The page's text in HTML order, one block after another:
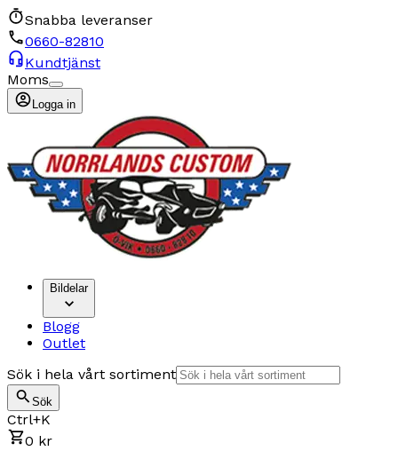
Snabba leveranser
0660-82810
Kundtjänst
Moms
Logga in
Bildelar
Blogg
Outlet
Sök i hela vårt sortiment
Sök
Ctrl+K
0 kr